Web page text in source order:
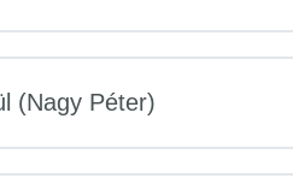
(Nagy Péter)